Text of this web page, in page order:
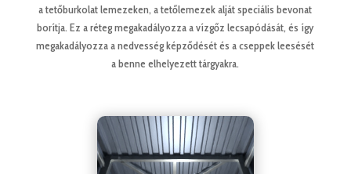
a tetőburkolat lemezeken, a tetőlemezek alját speciális bevonat
borítja. Ez a réteg megakadályozza a vízgőz lecsapódását, és így
megakadályozza a nedvesség képződését és a cseppek leesését
a benne elhelyezett tárgyakra.